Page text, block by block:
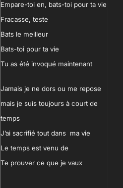
Empare-toi en, bats-toi pour ta vie
Fracasse, teste
Bats le meilleur
Bats-toi pour ta vie
Tu as été invoqué maintenant
Jamais je ne dors ou me repose
mais je suis toujours à court de
temps
J’ai sacrifié tout dans ma vie
Le temps est venu de
Te prouver ce que je vaux